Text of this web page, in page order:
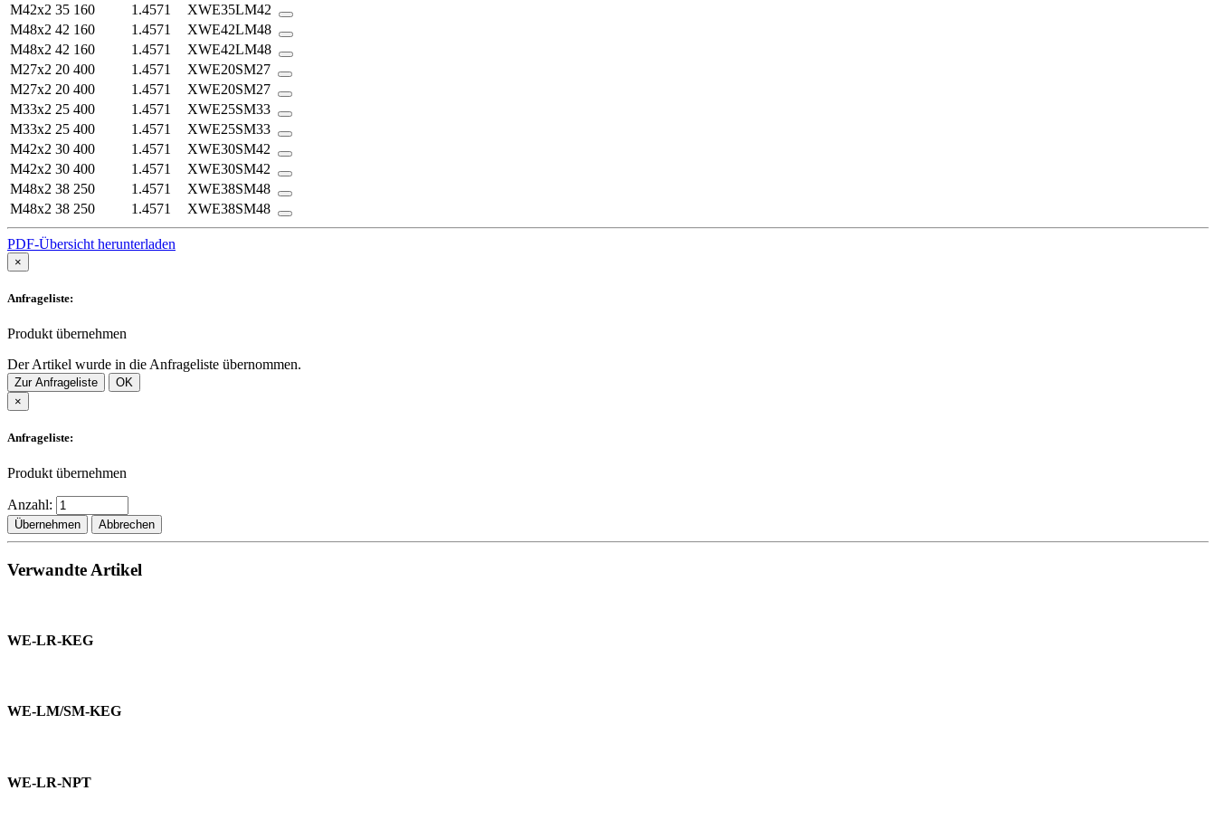
M42x2 35 160 1.4571
XWE35LM42
M48x2 42 160 1.4571
XWE42LM48
M48x2 42 160 1.4571
XWE42LM48
M27x2 20 400 1.4571
XWE20SM27
M27x2 20 400 1.4571
XWE20SM27
M33x2 25 400 1.4571
XWE25SM33
M33x2 25 400 1.4571
XWE25SM33
M42x2 30 400 1.4571
XWE30SM42
M42x2 30 400 1.4571
XWE30SM42
M48x2 38 250 1.4571
XWE38SM48
M48x2 38 250 1.4571 XWE38SM48
PDF-Übersicht herunterladen
×
Anfrageliste:
Produkt übernehmen
Der Artikel wurde in die Anfrageliste übernommen.
Zur Anfrageliste
OK
×
Anfrageliste:
Produkt übernehmen
Anzahl:
Übernehmen Abbrechen
Verwandte Artikel
WE-LR-KEG
WE-LM/SM-KEG
WE-LR-NPT